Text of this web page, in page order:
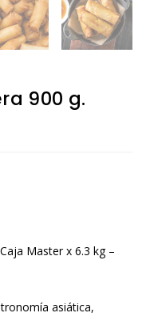
900 g.
Master x 6.3 kg –
asiática,